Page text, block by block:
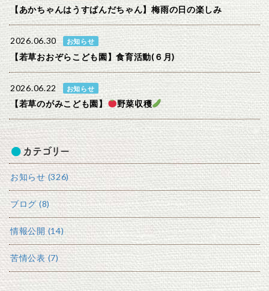
【あかちゃんはうすぱんだちゃん】梅雨の日の楽しみ
2026.06.30 お知らせ
【若草おおぞらこども園】食育活動(６月)
2026.06.22 お知らせ
【若草のがみこども園】 野菜収穫
カテゴリー
お知らせ (326)
ブログ (8)
情報公開 (14)
苦情公表 (7)